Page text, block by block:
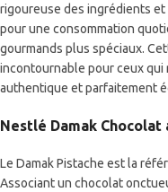
rigoureuse des ingrédients
pour une consommation
gourmands plus spéciaux.
incontournable pour ceux
authentique et parfaitement
Nestlé Damak Chocolat
Le Damak Pistache est la
Associant un chocolat